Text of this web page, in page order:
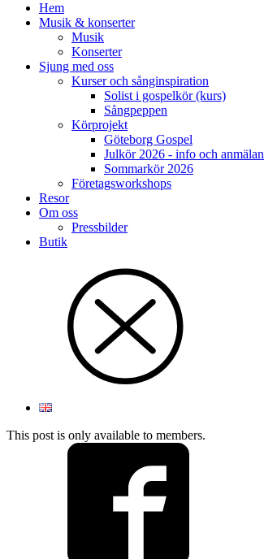
Hem
Musik & konserter
Musik
Konserter
Sjung med oss
Kurser och sånginspiration
Solist i gospelkör (kurs)
Sångpeppen
Körprojekt
Göteborg Gospel
Julkör 2026 - info och anmälan
Sommarkör 2026
Företagsworkshops
Resor
Om oss
Pressbilder
Butik
This post is only available to members.